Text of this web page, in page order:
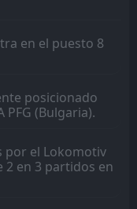
en el puesto 8
posicionado
(Bulgaria).
por el Lokomotiv
2 en 3 partidos en